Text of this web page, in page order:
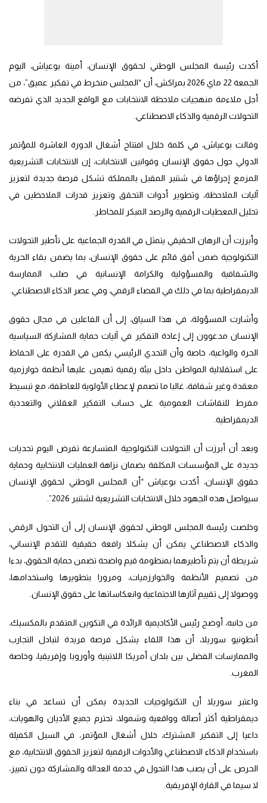
أكدت رئيسة المجلس الوطني لحقوق الإنسان، أمينة بوعياش، اليوم
الجمعة 22 ماي 2026 بمراكش، أن “المجلس منخرط في تفكير عميق”، من
أجل ملاءمة منهجيات ملاحظة الانتخابات مع الواقع الجديد الذي تفرضه
التحولات الرقمية والذكاء الاصطناعي.
وقالت بوعياش، في كلمة خلال افتتاح أشغال الدورة العاشرة للمؤتمر
الدولي حول حقوق الإنسان وقوانين الانتخابات، إن الانتخابات التشريعية
المزمع إجراؤها في شتنبر المقبل بالمملكة تشكل فرصة جديدة لتعزيز
آليات الملاحظة، وتطوير أدوات التحقق وتعزيز قدرات الملاحظين في
تحليل المعطيات الرقمية والرصد المبكر للمخاطر.
وأبرزت أن الرهان الحقيقي يتمثل في القدرة الجماعية على تأطير التحولات
التكنولوجية ضمن أفق قائم على حقوق الإنسان، بما يضمن بقاء الحرية
والشفافية والمسؤولية والكرامة الإنسانية في صلب الممارسة
الديمقراطية بما في ذلك في الفضاء الرقمي، وفي عصر الذكاء الاصطناعي.
وأشارت المسؤولة، في هذا السياق، إلى أن الفاعلين في مجال حقوق
الإنسان مدعوون إلى إعادة التفكير في آليات حماية المشاركة السياسية
الحرة والواعية، خاصة وأن التحدي الرئيسي يكمن في القدرة على الحفاظ
على استقلالية المواطن داخل بيئة رقمية تهيمن عليها أنظمة خوارزمية
معقدة وغير شفافة، غالبا ما تصمم لإعطاء الأولوية للعاطفة، مع تبسيط
مفرط للنقاشات العمومية على حساب التفكير العقلاني والتعددية
الديمقراطية.
وبعد أن أبرزت أن التحولات التكنولوجية المتسارعة تفرض اليوم تحديات
جديدة على المؤسسات المكلفة بضمان نزاهة العمليات الانتخابية وحماية
حقوق الإنسان، أكدت بوعياش “أن المجلس الوطني لحقوق الإنسان
سيواصل هذه الجهود خلال الانتخابات التشريعية لشتنبر 2026”.
وخلصت رئيسة المجلس الوطني لحقوق الإنسان إلى أن التحول الرقمي
والذكاء الاصطناعي يمكن أن يشكلا رافعة حقيقية للتقدم الإنساني،
شريطة أن يتم تأطيرهما بمنظومة قيم واضحة تضمن حماية الحقوق، بدءا
من تصميم الأنظمة والخوارزميات، ومرورا بتطويرها واستخدامها،
ووصولا إلى تقييم آثارها الاجتماعية وانعكاساتها على حقوق الإنسان.
من جانبه، أوضح رئيس الأكاديمية الرائدة في التكوين المتقدم بالمكسيك،
أنطونيو سوريلا، أن هذا اللقاء يشكل فرصة فريدة لتبادل التجارب
والممارسات الفضلى بين بلدان أمريكا اللاتينية وأوروبا وإفريقيا، وخاصة
المغرب.
واعتبر سوريلا أن التكنولوجيات الجديدة يمكن أن تساعد في بناء
ديمقراطية أكثر أصالة وواقعية وشمولا، تحترم جميع الأديان والهويات،
داعيا إلى التفكير المشترك، خلال أشغال المؤتمر، في السبل الكفيلة
باستخدام الذكاء الاصطناعي والأدوات الرقمية لتعزيز الحقوق الانتخابية، مع
الحرص على أن يصب هذا التحول في خدمة العدالة والمشاركة دون تمييز،
لا سيما في القارة الإفريقية.